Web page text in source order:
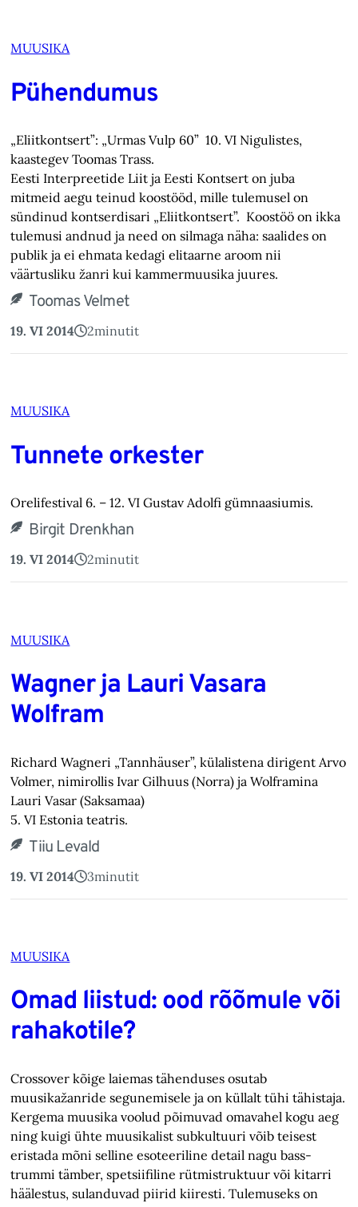
MUUSIKA
Pühendumus
„Eliitkontsert”: „Urmas Vulp 60” 10. VI Nigulistes,
kaastegev Toomas Trass.
Eesti Interpreetide Liit ja Eesti Kontsert on juba
mitmeid aegu teinud koostööd, mille tulemusel on
sündinud kontserdisari „Eliitkontsert”. Koostöö on ikka
tulemusi andnud ja need on silmaga näha: saalides on
publik ja ei ehmata kedagi elitaarne aroom nii
väärtusliku žanri kui kammermuusika juures.
Toomas Velmet
19. VI 2014 2minutit
MUUSIKA
Tunnete orkester
Orelifestival 6. – 12. VI Gustav Adolfi gümnaasiumis.
Birgit Drenkhan
19. VI 2014 2minutit
MUUSIKA
Wagner ja Lauri Vasara
Wolfram
Richard Wagneri „Tannhäuser”, külalistena dirigent Arvo
Volmer, nimirollis Ivar Gilhuus (Norra) ja Wolframina
Lauri Vasar (Saksamaa)
5. VI Estonia teatris.
Tiiu Levald
19. VI 2014 3minutit
MUUSIKA
Omad liistud: ood rõõmule või
rahakotile?
Crossover kõige laiemas tähenduses osutab
muusikažanride segunemisele ja on küllalt tühi tähistaja.
Kergema muusika voolud põimuvad omavahel kogu aeg
ning kuigi ühte muusikalist subkultuuri võib teisest
eristada mõni selline esoteeriline detail nagu bass­
trummi tämber, spetsiifiline rütmi­struktuur või kitarri
häälestus, sulanduvad piirid kiiresti. Tulemuseks on